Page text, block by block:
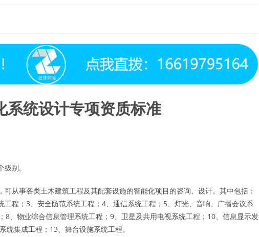
系统设计专项资质标准
别。
事各类土木建筑工程及其配套设施的智能化项目的咨询、设计。其中包括：
程；3、安全防范系统工程；4、通信系统工程；5、灯光、音响、广播会议系
、物业综合信息管理系统工程；9、卫星及共用电视系统工程；10、信息显示发
集成工程；13、舞台设施系统工程。